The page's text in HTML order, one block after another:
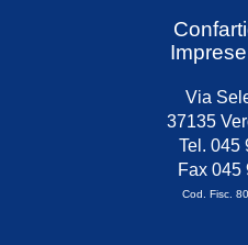
Via
37135
Tel. 045
Fax 045
Cod. Fisc.